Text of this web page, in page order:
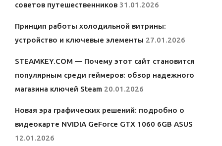
советов путешественников 31.01.2026
Принцип работы холодильной витрины:
устройство и ключевые элементы 27.01.2026
STEAMKEY.COM — Почему этот сайт становится
популярным среди геймеров: обзор надежного
магазина ключей Steam 20.01.2026
Новая эра графических решений: подробно о
видеокарте NVIDIA GeForce GTX 1060 6GB ASUS
12.01.2026